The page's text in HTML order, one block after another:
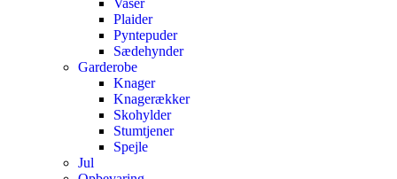
Vaser
Plaider
Pyntepuder
Sædehynder
Garderobe
Knager
Knagerækker
Skohylder
Stumtjener
Spejle
Jul